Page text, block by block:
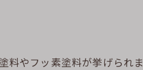
料やフッ素塗料が挙げられま